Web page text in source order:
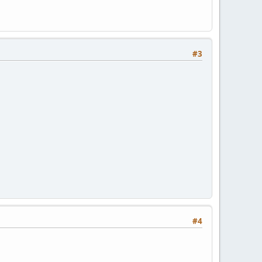
#3
#4